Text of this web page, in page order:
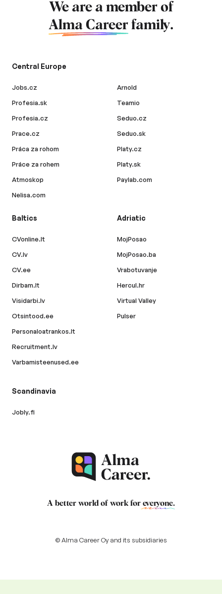
We are a member of
Alma Career family.
Central Europe
Jobs.cz
Profesia.sk
Profesia.cz
Prace.cz
Práca za rohom
Práce za rohem
Atmoskop
Nelisa.com
Arnold
Teamio
Seduo.cz
Seduo.sk
Platy.cz
Platy.sk
Paylab.com
Baltics
CVonline.lt
CV.lv
CV.ee
Dirbam.lt
Visidarbi.lv
Otsintood.ee
Personaloatrankos.lt
Recruitment.lv
Varbamisteenused.ee
Adriatic
MojPosao
MojPosao.ba
Vrabotuvanje
Hercul.hr
Virtual Valley
Pulser
Scandinavia
Jobly.fi
A better world of work for everyone.
© Alma Career Oy and its subsidiaries